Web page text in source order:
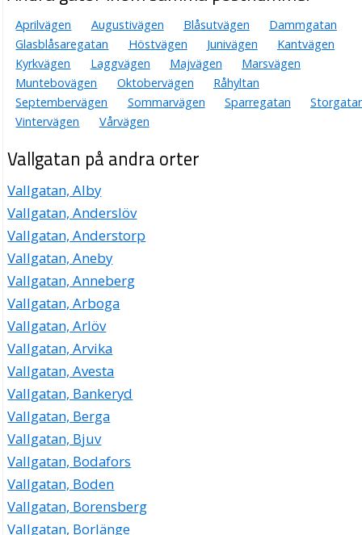
Aprilvägen Augustivägen Blåsutvägen
Dammgatan
Glasblåsaregatan
Höstvägen Junivägen
Kantvägen
Kyrkvägen
Laggvägen Majvägen
Marsvägen
Muntebovägen
Oktobervägen
Råhyltan
Septembervägen
Sommarvägen Sparregatan
Vintervägen
Vårvägen
Vallgatan på andra orter
Vallgatan, Alby
Vallgatan, Anderslöv
Vallgatan, Anderstorp
Vallgatan, Aneby
Vallgatan, Anneberg
Vallgatan, Arboga
Vallgatan, Arlöv
Vallgatan, Arvika
Vallgatan, Avesta
Vallgatan, Bankeryd
Vallgatan, Berga
Vallgatan, Bjuv
Vallgatan, Bodafors
Vallgatan, Boden
Vallgatan, Borensberg
Vallgatan, Borlänge